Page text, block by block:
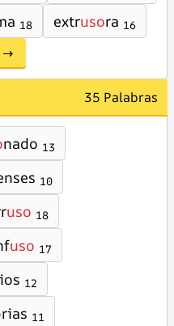
18 extrusora 16
→
35 Palabras
nado 13
10
uso 18
uso 17
12
rias 11